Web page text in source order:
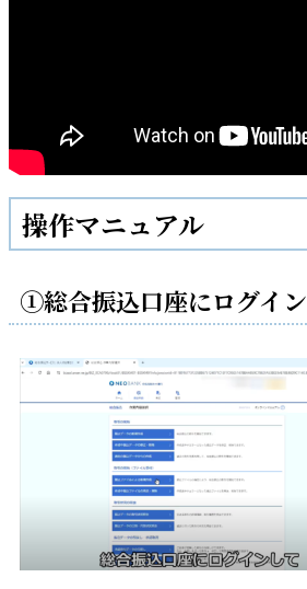
操作マニュアル
①総合振込口座にログイン